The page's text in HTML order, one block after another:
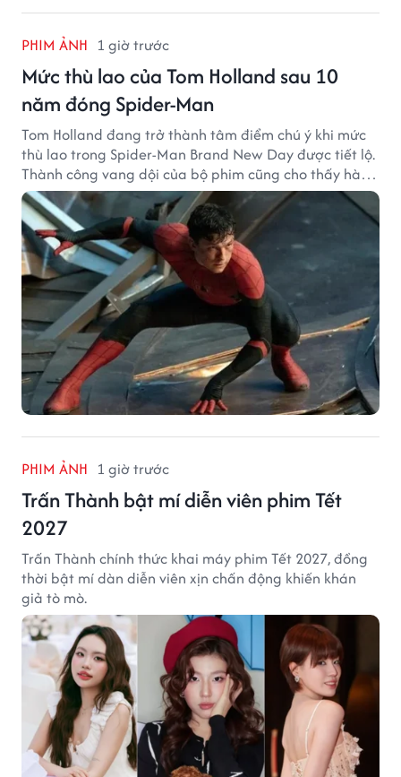
PHIM ẢNH 1 giờ trước
Mức thù lao của Tom Holland sau 10
năm đóng Spider-Man
Tom Holland đang trở thành tâm điểm chú ý khi mức
thù lao trong Spider-Man Brand New Day được tiết lộ.
Thành công vang dội của bộ phim cũng cho thấy hành
trình thăng hạng đáng chú ý của nam diễn viên sau
một thập kỷ gắn bó với vai Người Nhện.
PHIM ẢNH 1 giờ trước
Trấn Thành bật mí diễn viên phim Tết
2027
Trấn Thành chính thức khai máy phim Tết 2027, đồng
thời bật mí dàn diễn viên xịn chấn động khiến khán
giả tò mò.